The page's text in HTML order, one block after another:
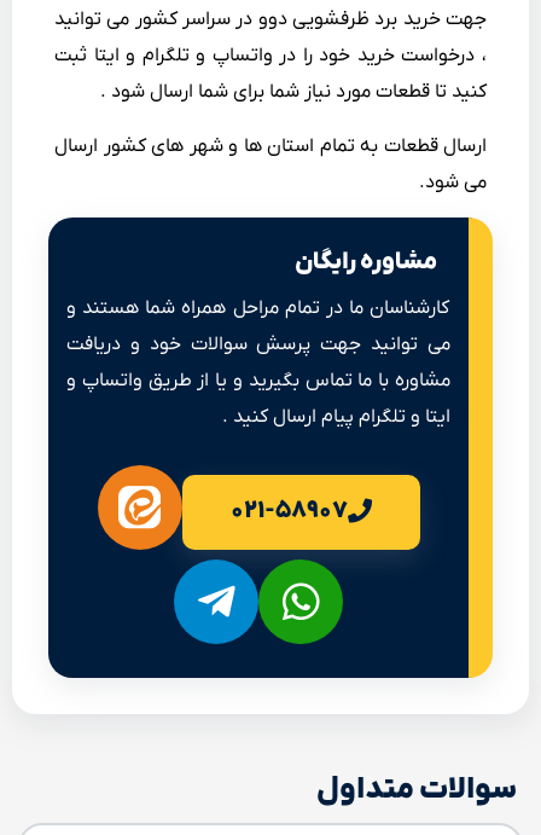
جهت خرید برد ظرفشویی دوو در سراسر کشور می توانید
، درخواست خرید خود را در واتساپ و تلگرام و ایتا ثبت
کنید تا قطعات مورد نیاز شما برای شما ارسال شود .
ارسال قطعات به تمام استان ها و شهر های کشور ارسال
می شود.
مشاوره رایگان
کارشناسان ما در تمام مراحل همراه شما هستند و
می توانید جهت پرسش سوالات خود و دریافت
مشاوره با ما تماس بگیرید و یا از طریق واتساپ و
ایتا و تلگرام پیام ارسال کنید .
۰۲۱-۵۸۹۰۷
سوالات متداول